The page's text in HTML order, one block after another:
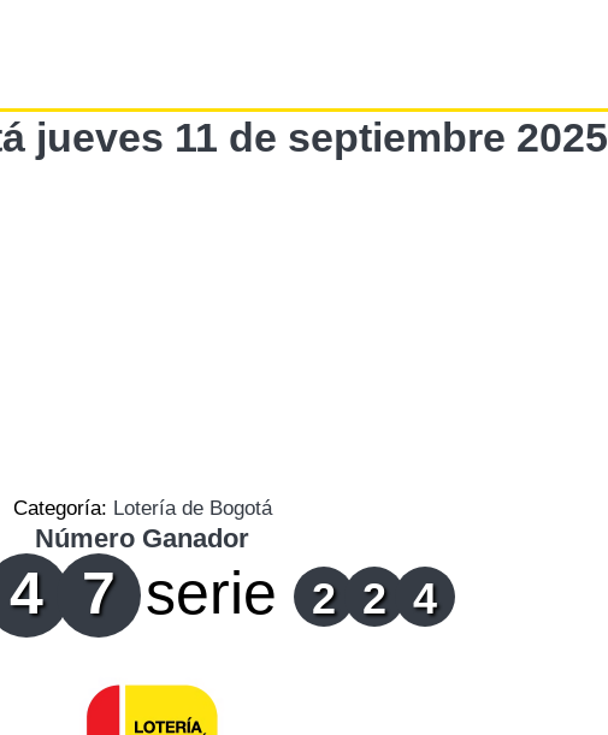
jueves 11 de septiembre 2025
Categoría: Lotería de Bogotá
Número Ganador
4 7 serie 2 2 4